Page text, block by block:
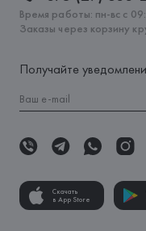
Время работы: пн-вс с
Заказы через корзину
Получайте
Скачать
в App Store